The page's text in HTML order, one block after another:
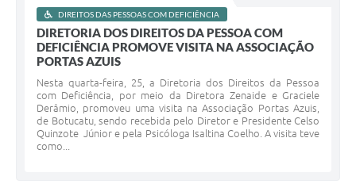
DIREITOS DAS PESSOAS COM DEFICIÊNCIA
DIRETORIA DOS DIREITOS DA PESSOA COM
DEFICIÊNCIA PROMOVE VISITA NA ASSOCIAÇÃO
PORTAS AZUIS
Nesta quarta-feira, 25, a Diretoria dos Direitos da Pessoa
com Deficiência, por meio da Diretora Zenaide e Graciele
Derâmio, promoveu uma visita na Associação Portas Azuis,
de Botucatu, sendo recebida pelo Diretor e Presidente Celso
Quinzote Júnior e pela Psicóloga Isaltina Coelho. A visita teve
como...